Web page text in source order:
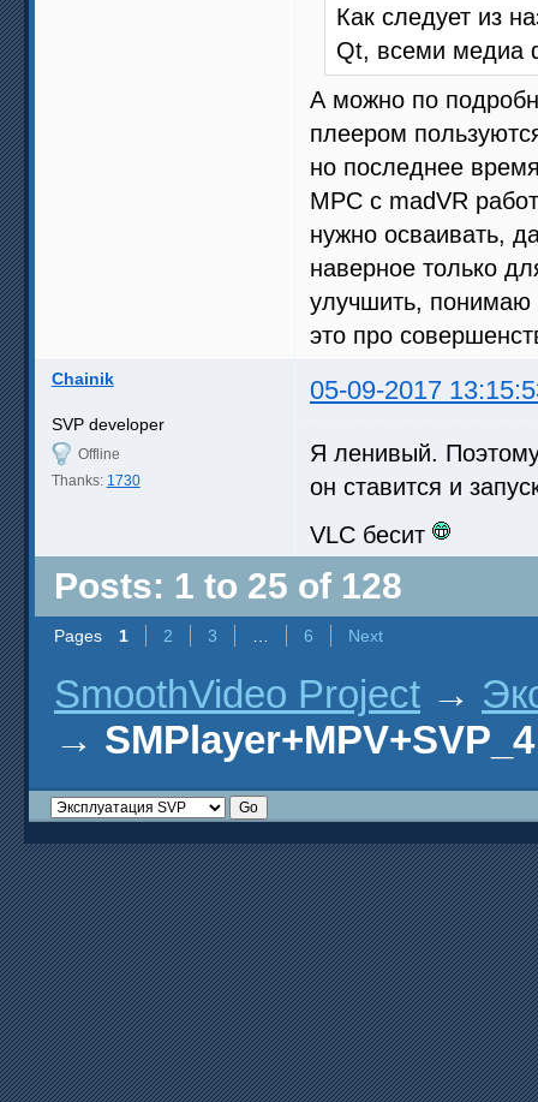
Как следует из
Qt, всеми медиа
А можно по
плеером
но последнее
MPC с madVR
нужно осваивать,
наверное только
улучшить, понимаю
это про
Chainik 05-09-2017
SVP developer
Offline
Thanks: 1730
Я ленивый.
он ставится и
VLC бесит
Posts: 1 to 25 of 128
Pages 1 2 3 6 Next
SmoothVideo Project →
→ SMPlayer+MPV+SVP_4